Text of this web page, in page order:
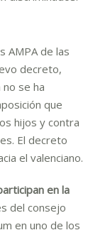
AMPA de las
decreto,
no se ha
que
hijos y contra
El decreto
el valenciano.
en la
del consejo
en uno de los